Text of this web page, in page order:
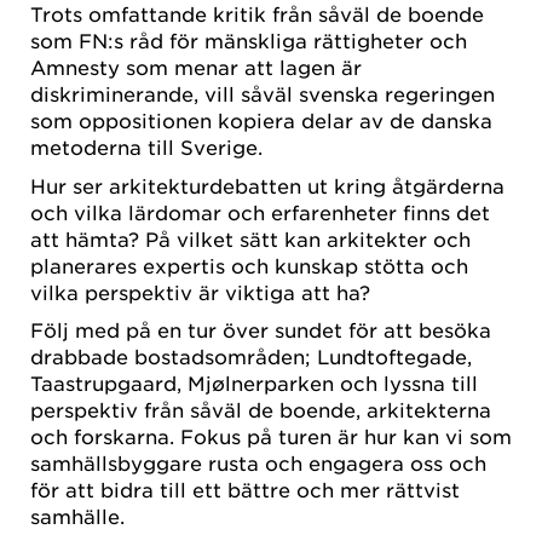
Trots omfattande kritik från såväl de boende
som FN:s råd för mänskliga rättigheter och
Amnesty som menar att lagen är
diskriminerande, vill såväl svenska regeringen
som oppositionen kopiera delar av de danska
metoderna till Sverige.
Hur ser arkitekturdebatten ut kring åtgärderna
och vilka lärdomar och erfarenheter finns det
att hämta? På vilket sätt kan arkitekter och
planerares expertis och kunskap stötta och
vilka perspektiv är viktiga att ha?
Följ med på en tur över sundet för att besöka
drabbade bostadsområden; Lundtoftegade,
Taastrupgaard, Mjølnerparken och lyssna till
perspektiv från såväl de boende, arkitekterna
och forskarna. Fokus på turen är hur kan vi som
samhällsbyggare rusta och engagera oss och
för att bidra till ett bättre och mer rättvist
samhälle.